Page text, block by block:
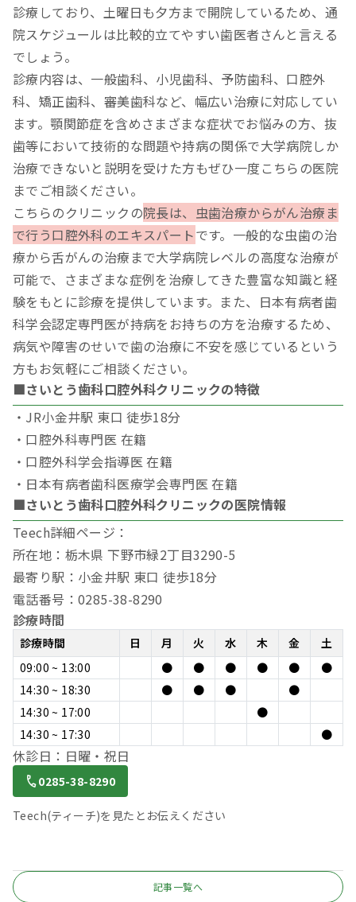
診療しており、土曜日も夕方まで開院しているため、通
院スケジュールは比較的立てやすい歯医者さんと言える
でしょう。
診療内容は、一般歯科、小児歯科、予防歯科、口腔外
科、矯正歯科、審美歯科など、幅広い治療に対応してい
ます。顎関節症を含めさまざまな症状でお悩みの方、抜
歯等において技術的な問題や持病の関係で大学病院しか
治療できないと説明を受けた方もぜひ一度こちらの医院
までご相談ください。
こちらのクリニックの院長は、虫歯治療からがん治療ま
で行う口腔外科のエキスパートです。一般的な虫歯の治
療から舌がんの治療まで大学病院レベルの高度な治療が
可能で、さまざまな症例を治療してきた豊富な知識と経
験をもとに診療を提供しています。また、日本有病者歯
科学会認定専門医が持病をお持ちの方を治療するため、
病気や障害のせいで歯の治療に不安を感じているという
方もお気軽にご相談ください。
■さいとう歯科口腔外科クリニックの特徴
・JR小金井駅 東口 徒歩18分
・口腔外科専門医 在籍
・口腔外科学会指導医 在籍
・日本有病者歯科医療学会専門医 在籍
■さいとう歯科口腔外科クリニックの医院情報
Teech詳細ページ：
所在地：栃木県 下野市緑2丁目3290-5
最寄り駅：小金井駅 東口 徒歩18分
電話番号：0285-38-8290
診療時間
診療時間 日 月 火 水 木 金
土
09:00 ~ 13:00
● ● ● ● ●
●
14:30 ~ 18:30
● ● ●
●
14:30 ~ 17:00
●
14:30 ~ 17:30
●
休診日：日曜・祝日
0285-38-8290
Teech(ティーチ)を見たとお伝えください
記事一覧へ